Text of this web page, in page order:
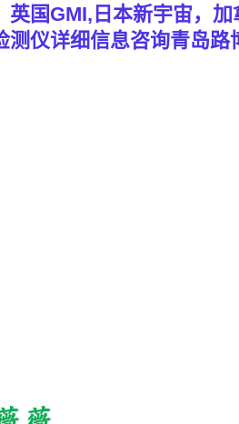
英国GMI, 日本新宇宙，加
仪详细信息咨询青岛路